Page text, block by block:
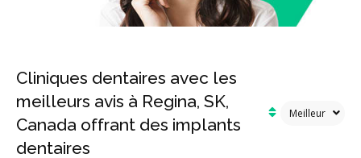
Cliniques dentaires avec les
meilleurs avis à Regina, SK,
Canada offrant des implants
dentaires